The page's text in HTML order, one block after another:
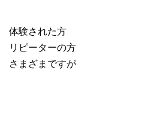
体験された方
リピーターの方
さまざまですが